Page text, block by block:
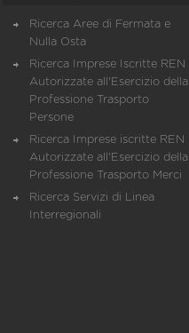
Ricerca Aree di Fermata e
Nulla Osta
Ricerca Imprese Iscritte REN
Autorizzate all'Esercizio della
Professione Trasporto
Persone
Ricerca Imprese iscritte REN
Autorizzate all'Esercizio della
Professione Trasporto Merci
Ricerca Servizi di Linea
Interregionali